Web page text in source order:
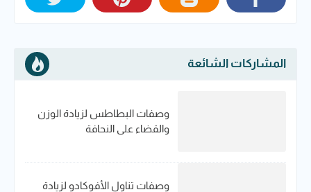
المشاركات الشائعة
وصفات البطاطس لزيادة الوزن
والقضاء على النحافة
وصفات تناول الأفوكادو لزيادة